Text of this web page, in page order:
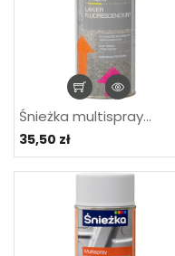
Śnieżka multispray...
35,50 zł